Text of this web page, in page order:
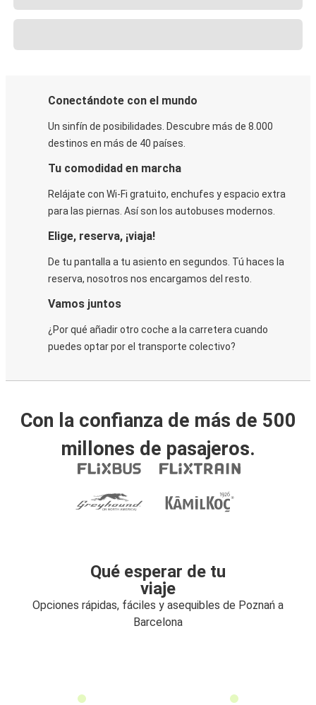
Conectándote con el mundo
Un sinfín de posibilidades. Descubre más de 8.000
destinos en más de 40 países.
Tu comodidad en marcha
Relájate con Wi-Fi gratuito, enchufes y espacio extra
para las piernas. Así son los autobuses modernos.
Elige, reserva, ¡viaja!
De tu pantalla a tu asiento en segundos. Tú haces la
reserva, nosotros nos encargamos del resto.
Vamos juntos
¿Por qué añadir otro coche a la carretera cuando
puedes optar por el transporte colectivo?
Con la confianza de más de 500
millones de pasajeros.
Qué esperar de tu
viaje
Opciones rápidas, fáciles y asequibles de Poznań a
Barcelona